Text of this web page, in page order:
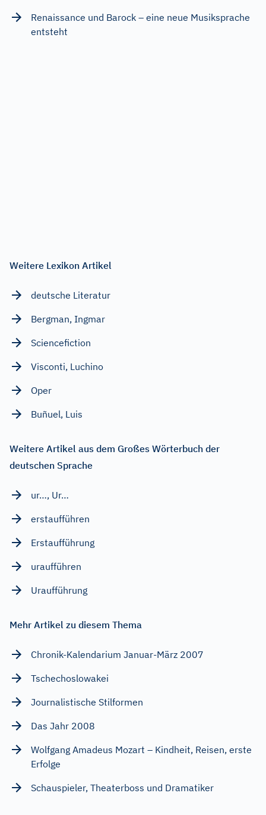
Renaissance und Barock – eine neue Musiksprache
entsteht
Weitere Lexikon Artikel
deutsche Literatur
Bergman, Ingmar
Sciencefiction
Visconti, Luchino
Oper
Buñuel, Luis
Weitere Artikel aus dem Großes Wörterbuch der
deutschen Sprache
ur…, Ur…
erstaufführen
Erstaufführung
uraufführen
Uraufführung
Mehr Artikel zu diesem Thema
Chronik-Kalendarium Januar-März 2007
Tschechoslowakei
Journalistische Stilformen
Das Jahr 2008
Wolfgang Amadeus Mozart – Kindheit, Reisen, erste
Erfolge
Schauspieler, Theaterboss und Dramatiker